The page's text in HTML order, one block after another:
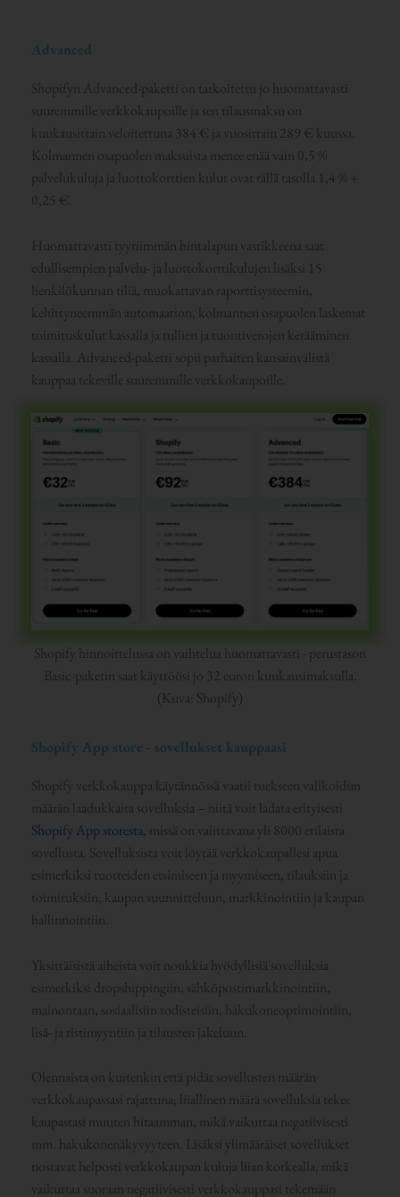
Advanced
Shopifyn Advanced-paketti on tarkoitettu jo huomattavasti
suuremmille verkkokaupoille ja sen tilausmaksu on
kuukausittain veloitettuna 384 € ja vuosittain 289 € kuussa.
Kolmannen osapuolen maksuista menee enää vain 0,5 %
palvelukuluja ja luottokorttien kulut ovat tällä tasolla 1,4 % +
0,25 €.
Huomattavasti tyyriimmän hintalapun vastikkeena saat
edullisempien palvelu- ja luottokorttikulujen lisäksi 15
henkilökunnan tiliä, muokattavan raporttisysteemin,
kehittyneemmän automaation, kolmannen osapuolen laskemat
toimituskulut kassalla ja tullien ja tuontiverojen kerääminen
kassalla. Advanced-paketti sopii parhaiten kansainvälistä
kauppaa tekeville suuremmille verkkokaupoille.
Shopify hinnoittelussa on vaihtelua huomattavasti - perustason
Basic-paketin saat käyttöösi jo 32 euron kuukausimaksulla.
(Kuva: Shopify)
Shopify App store - sovellukset kauppaasi
Shopify verkkokauppa käytännössä vaatii tuekseen valikoidun
määrän laadukkaita sovelluksia – niitä voit ladata erityisesti
Shopify App storesta, missä on valittavana yli 8000 erilaista
sovellusta. Sovelluksista voit löytää verkkokaupallesi apua
esimerkiksi tuotteiden etsimiseen ja myymiseen, tilauksiin ja
toimituksiin, kaupan suunnitteluun, markkinointiin ja kaupan
hallinnointiin.
Yksittäisistä aiheista voit noukkia hyödyllisiä sovelluksia
esimerkiksi dropshippingiin, sähköpostimarkkinointiin,
mainontaan, sosiaalisiin todisteisiin, hakukoneoptimointiin,
lisä- ja ristimyyntiin ja tilausten jakeluun.
Olennaista on kuitenkin että pidät sovellusten määrän
verkkokaupassasi rajattuna; liiallinen määrä sovelluksia tekee
kaupastasi muuten hitaamman, mikä vaikuttaa negatiivisesti
mm. hakukonenäkyvyyteen. Lisäksi ylimääräiset sovellukset
nostavat helposti verkkokaupan kuluja liian korkealla, mikä
vaikuttaa suoraan negatiivisesti verkkokauppasi tekemään